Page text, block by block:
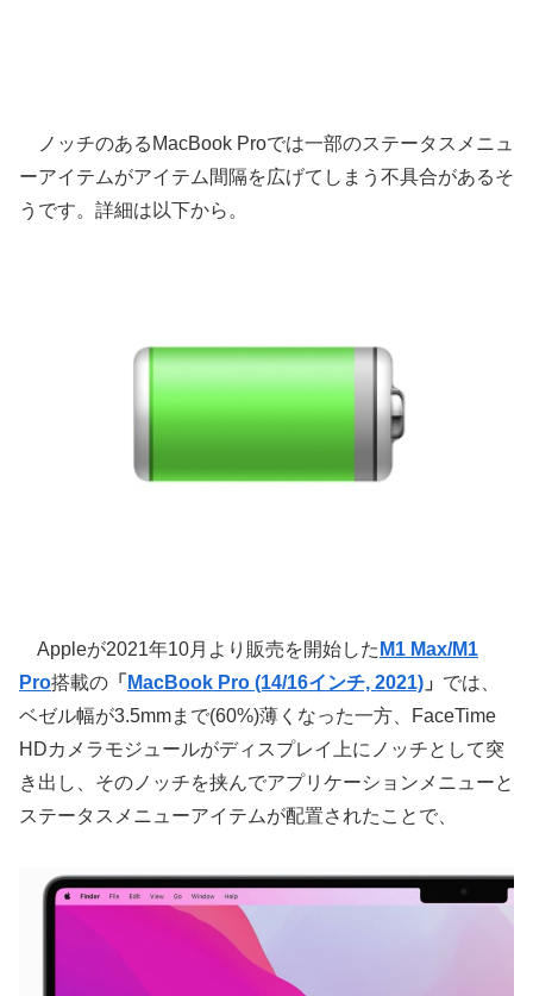
ノッチのあるMacBook Proでは一部のステータスメニュ
ーアイテムがアイテム間隔を広げてしまう不具合があるそ
うです。詳細は以下から。
Appleが2021年10月より販売を開始した M1 Max/M1
Pro搭載の 「 MacBook Pro (14/16インチ, 2021) 」 では、
ベゼル幅が3.5mmまで(60%)薄くなった一方、FaceTime
HDカメラモジュールがディスプレイ上にノッチとして突
き出し、そのノッチを挟んでアプリケーションメニューと
ステータスメニューアイテムが配置されたことで、